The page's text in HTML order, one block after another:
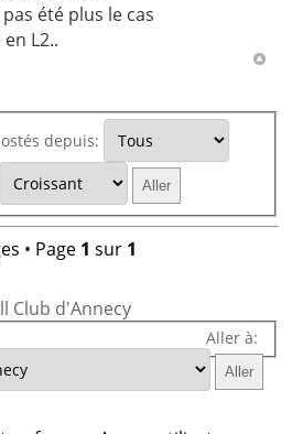
été plus le cas
L2..
depuis:
• Page 1 sur 1
Club d'Annecy
Aller à: